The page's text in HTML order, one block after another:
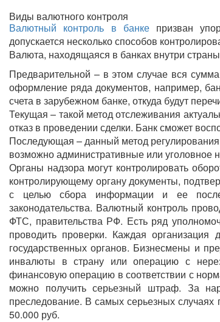
Виды валютного контроля
Валютный контроль в банкепризван
допускается несколько способов
Валюта, находящаяся в банках внутри
Предварительной – в этом случае вся
оформление ряда документов, например,
счета в зарубежном банке, откуда будут
Текущая – такой метод отслеживания
отказ в проведении сделки. Банк сможет
Последующая – данный метод
возможно административные или уголовное
Органы надзора могут контролировать
контролирующему органу документы,
с целью сбора информации и ее
законодательства. Валютный контроль
ФТС, правительства РФ. Есть ряд
проводить проверки. Каждая
государственных органов. Бизнесмены и
инвалюты в страну или операцию с
финансовую операцию в соответствии с
можно получить серьезный штраф. За
преследование. В самых серьезных
50.000 руб.